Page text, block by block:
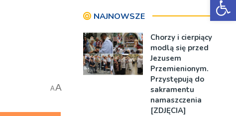
AA
NAJNOWSZE
Chorzy i cierpiący
modlą się przed
Jezusem
Przemienionym.
Przystępują do
sakramentu
namaszczenia
[ZDJĘCIA]